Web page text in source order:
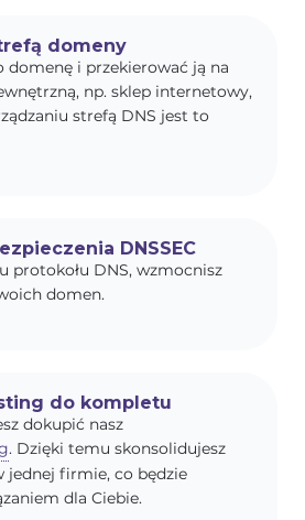
domeny
domenę i przekierować ją na
np. sklep internetowy,
strefą DNS jest to
DNSSEC
protokołu DNS, wzmocnisz
domen.
do kompletu
dokupić nasz
. Dzięki temu skonsolidujesz
jednej firmie, co będzie
dla Ciebie.